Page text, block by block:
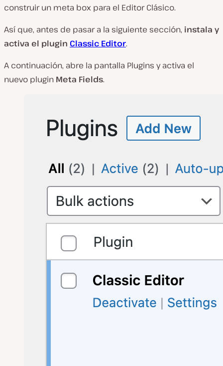
construir un meta box para el Editor Clásico.
Así que, antes de pasar a la siguiente sección, instala y
activa el plugin Classic Editor.
A continuación, abre la pantalla Plugins y activa el
nuevo plugin Meta Fields.